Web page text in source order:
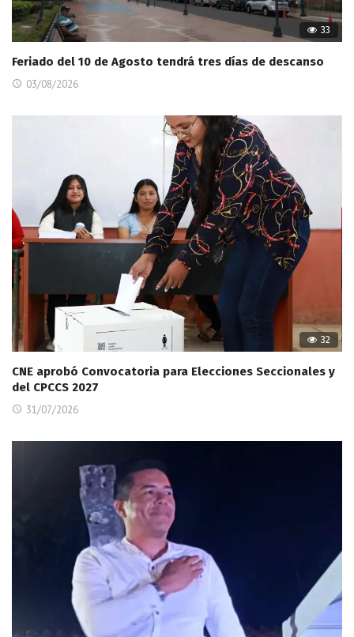
33
Feriado del 10 de Agosto tendrá tres días de descanso
03/08/2026
32
CNE aprobó Convocatoria para Elecciones Seccionales y
del CPCCS 2027
31/07/2026